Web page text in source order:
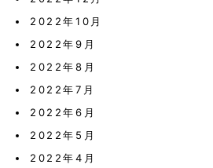
2022年10月
2022年9月
2022年8月
2022年7月
2022年6月
2022年5月
2022年4月